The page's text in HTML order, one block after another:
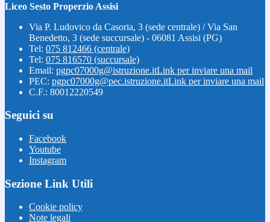
Liceo Sesto Properzio Assisi
Via P. Ludovico da Casoria, 3 (sede centrale) / Via San
Benedetto, 3 (sede succursale) - 06081 Assisi (PG)
Tel: 075 812466 (centrale)
Tel: 075 816570 (succursale)
Email: pgpc07000g@istruzione.itLink per inviare una mail
PEC: pgpc07000g@pec.istruzione.itLink per inviare una mail
C.F.: 80012220549
Seguici su
Facebook
Youtube
Instagram
Sezione Link Utili
Cookie policy
Note legali